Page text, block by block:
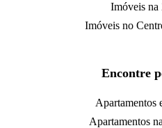
Imóveis na
Imóveis no
Encontre
Apartamentos
Apartamentos